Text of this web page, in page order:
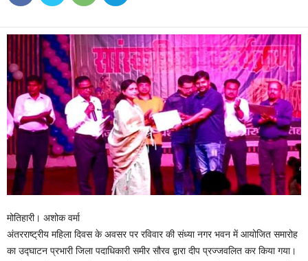
मोतिहारी। अशोक वर्मा
अंतरराष्ट्रीय महिला दिवस के अवसर पर रविवार की संध्या नगर भवन में आयोजित समारोह
का उद्घाटन प्रभारी जिला पदाधिकारी समीर सौरव द्वारा दीप प्रज्जवलित कर किया गया।